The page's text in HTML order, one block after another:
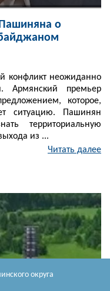
округа
о
конфликт неожиданно
Армянский премьер
которое,
ситуацию. Пашинян
территориальную
из ...
Читать далее